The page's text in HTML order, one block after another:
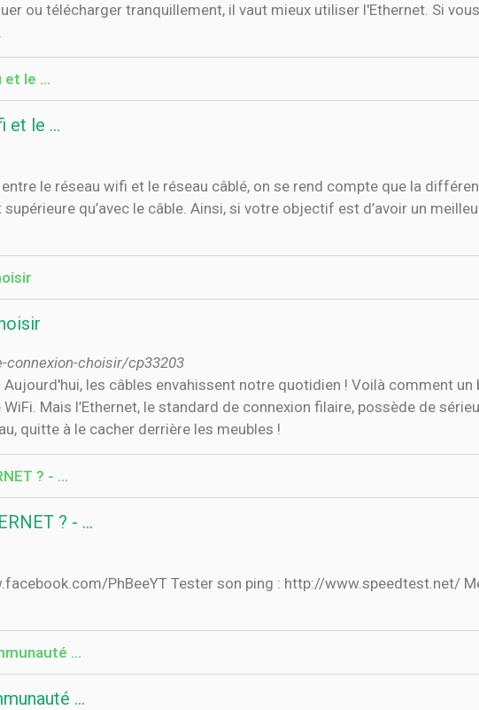
ou télécharger tranquillement, il vaut mieux utiliser l'Ethernet. Si
le ...
et le ...
le réseau wifi et le réseau câblé, on se rend compte que la
qu’avec le câble. Ainsi, si votre objectif est d’avoir un
connexion-choisir/cp33203
les câbles envahissent notre quotidien ! Voilà comment un
Mais l’Ethernet, le standard de connexion filaire, possède de
quitte à le cacher derrière les meubles !
? - …
? - …
…
…